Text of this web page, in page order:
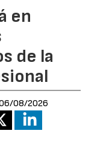
en
de la
08/2026